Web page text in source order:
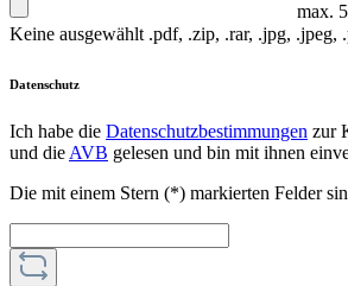
max.
Keine ausgewählt .pdf, .zip, .rar, .jpg, .jpeg,
Datenschutz
Ich habe die Datenschutzbestimmungen zur
und die AVB gelesen und bin mit ihnen
Die mit einem Stern (*) markierten Felder